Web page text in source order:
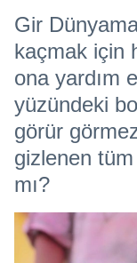
Gir
kaçmak için
ona yardım
yüzündeki
görür
gizlenen tüm
mı?